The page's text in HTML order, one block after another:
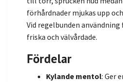
förhårdnader mjukas upp
Vid regelbunden
friska och välvårdade.
Fördelar
Kylande mentol: Ger